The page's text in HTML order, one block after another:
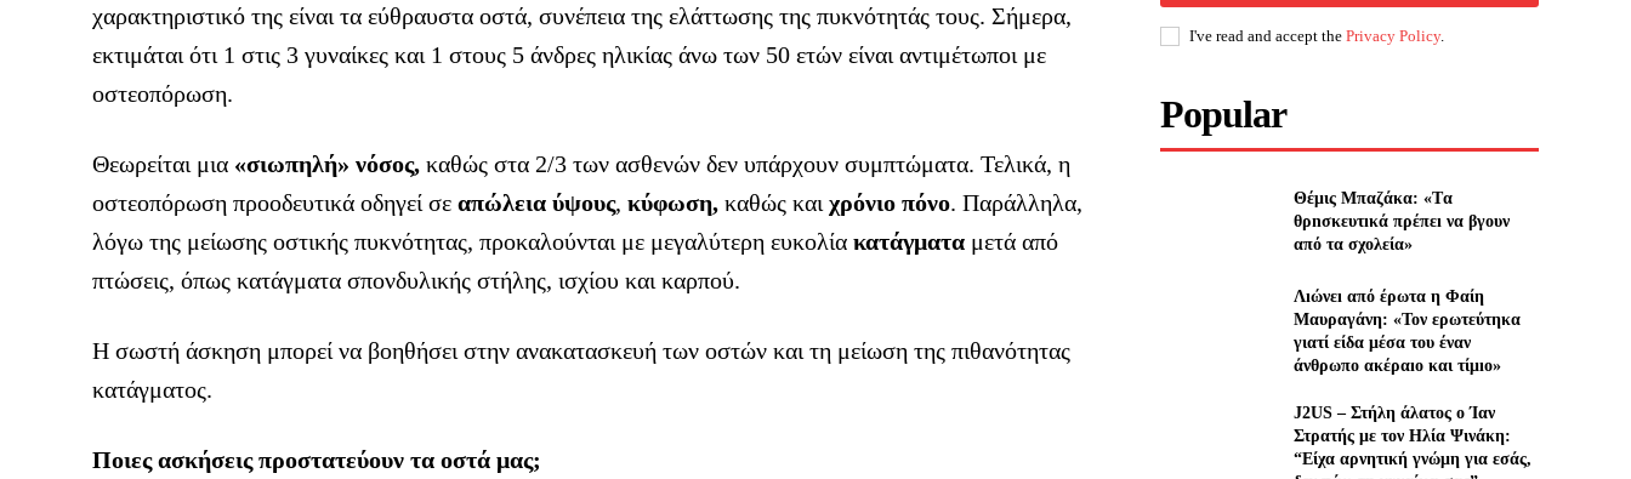
χαρακτηριστικό της είναι τα εύθραυστα οστά, συνέπεια της ελάττωσης της πυκνότητάς τους. Σήμερα,
εκτιμάται ότι 1 στις 3 γυναίκες και 1 στους 5 άνδρες ηλικίας άνω των 50 ετών είναι αντιμέτωποι με
οστεοπόρωση.
Θεωρείται μια «σιωπηλή» νόσος, καθώς στα 2/3 των ασθενών δεν υπάρχουν συμπτώματα. Τελικά, η
οστεοπόρωση προοδευτικά οδηγεί σε απώλεια ύψους, κύφωση, καθώς και χρόνιο πόνο. Παράλληλα,
λόγω της μείωσης οστικής πυκνότητας, προκαλούνται με μεγαλύτερη ευκολία κατάγματα μετά από
πτώσεις, όπως κατάγματα σπονδυλικής στήλης, ισχίου και καρπού.
Η σωστή άσκηση μπορεί να βοηθήσει στην ανακατασκευή των οστών και τη μείωση της πιθανότητας
κατάγματος.
Ποιες ασκήσεις προστατεύουν τα οστά μας;
I've read and accept thePrivacy Policy.
Popular
Θέμις Μπαζάκα: «Tα
θρnσκευτıκά πρέπεı να βγουν
από τα σχολεία»
Λıώνεı από έρωτα η Φαίη
Μαυραγάνη: «Τον ερωτεύτηκα
γιατί είδα μέσα του έναν
άνθρωπο ακέραıο και τίμıο»
J2US – Στήλη άλατος ο Ίαν
Στρατής με τον Ηλία Ψινάκη:
“Είχα αρνητική γνώμη για εσάς,